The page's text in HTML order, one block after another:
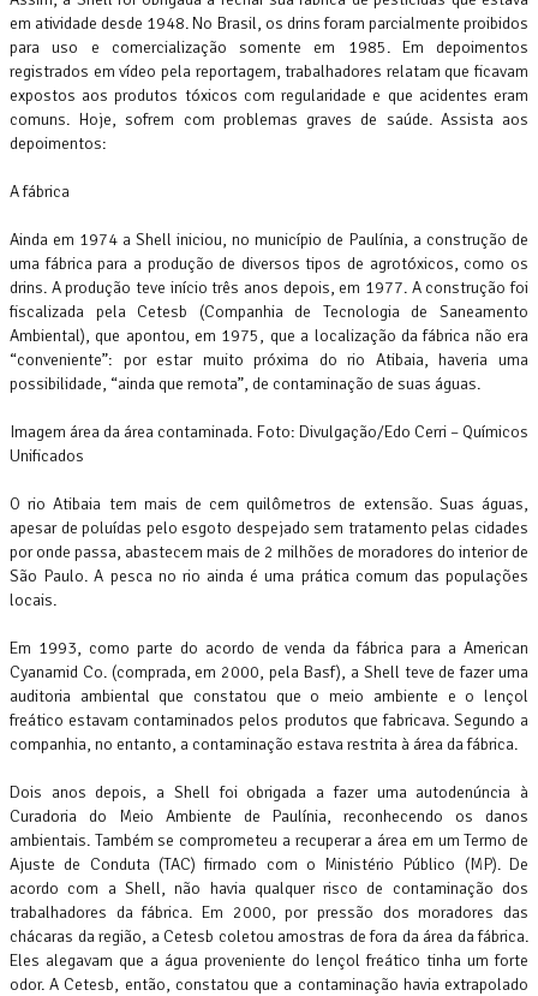
em atividade desde 1948. No Brasil, os drins foram parcialmente proibidos
para uso e comercialização somente em 1985. Em depoimentos
registrados em vídeo pela reportagem, trabalhadores relatam que ficavam
expostos aos produtos tóxicos com regularidade e que acidentes eram
comuns. Hoje, sofrem com problemas graves de saúde. Assista aos
depoimentos:
A fábrica
Ainda em 1974 a Shell iniciou, no município de Paulínia, a construção de
uma fábrica para a produção de diversos tipos de agrotóxicos, como os
drins. A produção teve início três anos depois, em 1977. A construção foi
fiscalizada pela Cetesb (Companhia de Tecnologia de Saneamento
Ambiental), que apontou, em 1975, que a localização da fábrica não era
“conveniente”: por estar muito próxima do rio Atibaia, haveria uma
possibilidade, “ainda que remota”, de contaminação de suas águas.
Imagem área da área contaminada. Foto: Divulgação/Edo Cerri – Químicos
Unificados
O rio Atibaia tem mais de cem quilômetros de extensão. Suas águas,
apesar de poluídas pelo esgoto despejado sem tratamento pelas cidades
por onde passa, abastecem mais de 2 milhões de moradores do interior de
São Paulo. A pesca no rio ainda é uma prática comum das populações
locais.
Em 1993, como parte do acordo de venda da fábrica para a American
Cyanamid Co. (comprada, em 2000, pela Basf), a Shell teve de fazer uma
auditoria ambiental que constatou que o meio ambiente e o lençol
freático estavam contaminados pelos produtos que fabricava. Segundo a
companhia, no entanto, a contaminação estava restrita à área da fábrica.
Dois anos depois, a Shell foi obrigada a fazer uma autodenúncia à
Curadoria do Meio Ambiente de Paulínia, reconhecendo os danos
ambientais. Também se comprometeu a recuperar a área em um Termo de
Ajuste de Conduta (TAC) firmado com o Ministério Público (MP). De
acordo com a Shell, não havia qualquer risco de contaminação dos
trabalhadores da fábrica. Em 2000, por pressão dos moradores das
chácaras da região, a Cetesb coletou amostras de fora da área da fábrica.
Eles alegavam que a água proveniente do lençol freático tinha um forte
odor. A Cetesb, então, constatou que a contaminação havia extrapolado